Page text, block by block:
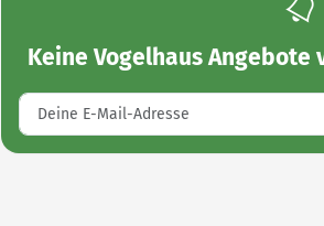
Keine Vogelhaus Angebote